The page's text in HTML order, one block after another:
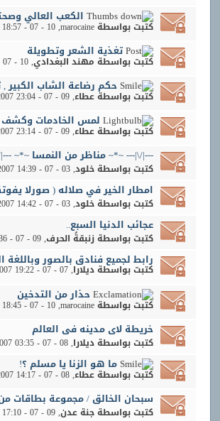
الكعب العالي
كتبت بواسطةmarocaine
‏, 10 - 07 - 2007 18:57
تغذية الشعر وتطويلة
كتبت بواسطة مهند البغدادي‏, 10 - 07 - 2007 22:59
حكم رضاعة الشاب الكبير
كتبت بواسطةعطاء‏, 09 - 07 - 2007 23:04
لمس الخادمات وكشف
كتبت بواسطةعطاء‏, 09 - 07 - 2007 23:14
---|/\|--- ~*~ مناظر من النمسا ~*~ ---
كتبت بواسطةخلود‏, 03 - 07 - 2007 14:39
امطار الخير في صلاله ( صورلا
كتبت بواسطةخلود‏, 03 - 07 - 2007 14:42
عجائب الدنيا السبع..
كتبت بواسطةزنبقةُ الحرف‏, 09 - 07 - 2007 00:36
رابط لجميع فنادق بالصور وباللغة
كتبت بواسطةديلارا‏, 07 - 07 - 2007 19:22
حذار من التدخين
كتبت بواسطةmarocaine
‏, 10 - 07 - 2007 18:45
خريطة لاى مدينه فى العالم
كتبت بواسطةديلارا‏, 08 - 07 - 2007 03:35
ما هو الزنا يا مسلم ؟!
كتبت بواسطةعطاء‏, 08 - 07 - 2007 14:17
سبحان الخالق / مجموعة بطاقات
كتبت بواسطةجنة عدن‏, 09 - 07 - 2007 17:10